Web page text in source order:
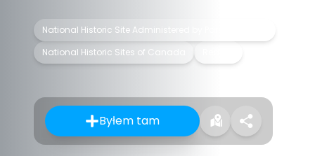
National Historic Site Administered by Parks Canada
National Historic Sites of Canada
Byłem tam